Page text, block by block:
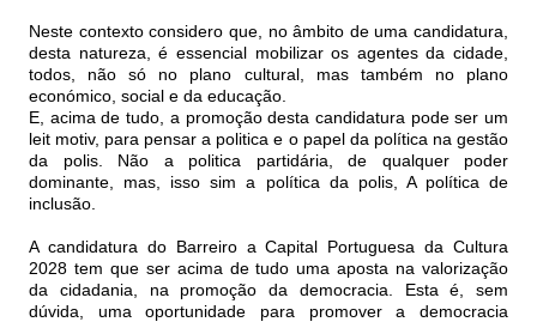
Neste contexto considero que, no âmbito de uma candidatura,
desta natureza, é essencial mobilizar os agentes da cidade,
todos, não só no plano cultural, mas também no plano
económico, social e da educação.
E, acima de tudo, a promoção desta candidatura pode ser um
leit motiv, para pensar a politica e o papel da política na gestão
da polis. Não a politica partidária, de qualquer poder
dominante, mas, isso sim a política da polis, A política de
inclusão.
A candidatura do Barreiro a Capital Portuguesa da Cultura
2028 tem que ser acima de tudo uma aposta na valorização
da cidadania, na promoção da democracia. Esta é, sem
dúvida, uma oportunidade para promover a democracia